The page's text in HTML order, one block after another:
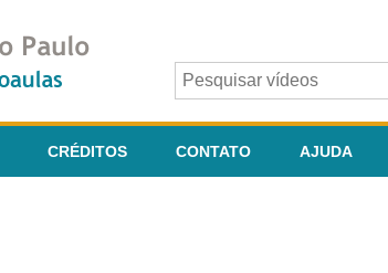
CRÉDITOS CONTATO AJUDA